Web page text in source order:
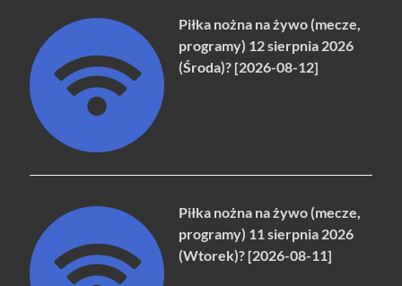
Piłka nożna na żywo (mecze,
programy) 12 sierpnia 2026
(Środa)? [2026-08-12]
Piłka nożna na żywo (mecze,
programy) 11 sierpnia 2026
(Wtorek)? [2026-08-11]